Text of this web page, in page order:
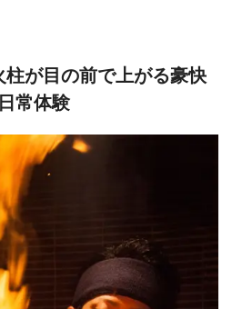
柱が目の前で上がる豪快
常体験